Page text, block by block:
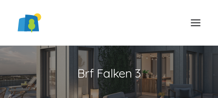
Brf Falken 3